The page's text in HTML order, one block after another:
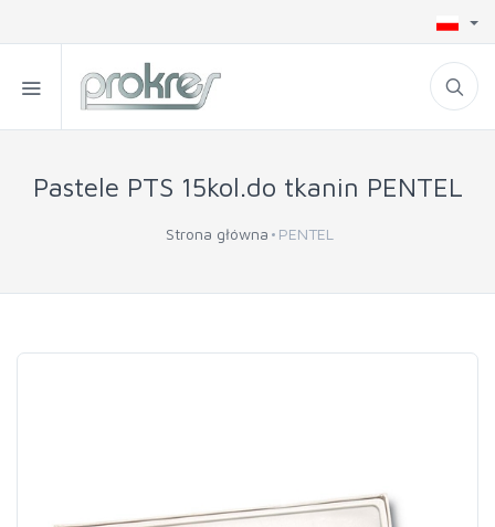
Pastele PTS 15kol.do tkanin PENTEL
Strona główna PENTEL